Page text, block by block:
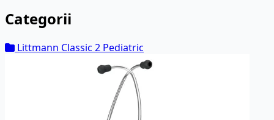
Categorii
Littmann Classic 2 Pediatric